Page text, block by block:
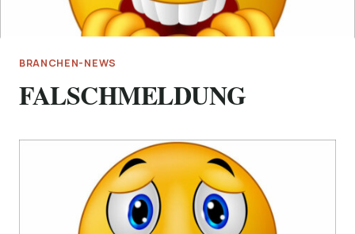
BRANCHEN-NEWS
FALSCHMELDUNG